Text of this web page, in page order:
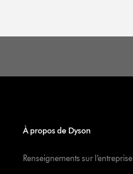
À propos de Dyson
Renseignements sur l’entreprise